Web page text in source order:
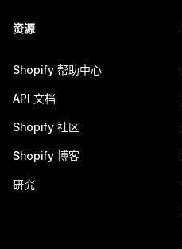
资源
Shopify 帮助中心
API 文档
Shopify 社区
Shopify 博客
研究